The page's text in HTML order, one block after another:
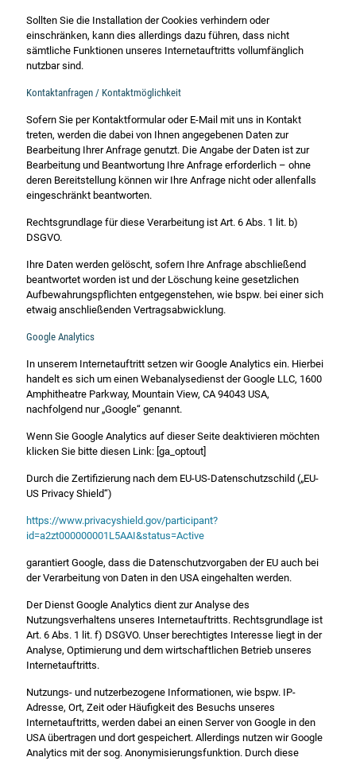
Sollten Sie die Installation der Cookies verhindern oder
einschränken, kann dies allerdings dazu führen, dass nicht
sämtliche Funktionen unseres Internetauftritts vollumfänglich
nutzbar sind.
Kontaktanfragen / Kontaktmöglichkeit
Sofern Sie per Kontaktformular oder E-Mail mit uns in Kontakt
treten, werden die dabei von Ihnen angegebenen Daten zur
Bearbeitung Ihrer Anfrage genutzt. Die Angabe der Daten ist zur
Bearbeitung und Beantwortung Ihre Anfrage erforderlich – ohne
deren Bereitstellung können wir Ihre Anfrage nicht oder allenfalls
eingeschränkt beantworten.
Rechtsgrundlage für diese Verarbeitung ist Art. 6 Abs. 1 lit. b)
DSGVO.
Ihre Daten werden gelöscht, sofern Ihre Anfrage abschließend
beantwortet worden ist und der Löschung keine gesetzlichen
Aufbewahrungspflichten entgegenstehen, wie bspw. bei einer sich
etwaig anschließenden Vertragsabwicklung.
Google Analytics
In unserem Internetauftritt setzen wir Google Analytics ein. Hierbei
handelt es sich um einen Webanalysedienst der Google LLC, 1600
Amphitheatre Parkway, Mountain View, CA 94043 USA,
nachfolgend nur „Google“ genannt.
Wenn Sie Google Analytics auf dieser Seite deaktivieren möchten
klicken Sie bitte diesen Link: [ga_optout]
Durch die Zertifizierung nach dem EU-US-Datenschutzschild („EU-
US Privacy Shield“)
https://www.privacyshield.gov/participant?
id=a2zt000000001L5AAI&status=Active
garantiert Google, dass die Datenschutzvorgaben der EU auch bei
der Verarbeitung von Daten in den USA eingehalten werden.
Der Dienst Google Analytics dient zur Analyse des
Nutzungsverhaltens unseres Internetauftritts. Rechtsgrundlage ist
Art. 6 Abs. 1 lit. f) DSGVO. Unser berechtigtes Interesse liegt in der
Analyse, Optimierung und dem wirtschaftlichen Betrieb unseres
Internetauftritts.
Nutzungs- und nutzerbezogene Informationen, wie bspw. IP-
Adresse, Ort, Zeit oder Häufigkeit des Besuchs unseres
Internetauftritts, werden dabei an einen Server von Google in den
USA übertragen und dort gespeichert. Allerdings nutzen wir Google
Analytics mit der sog. Anonymisierungsfunktion. Durch diese